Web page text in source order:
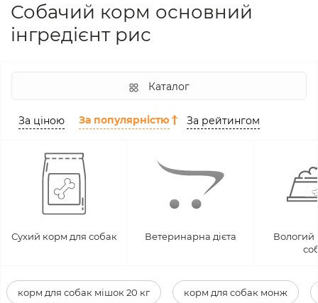
Собачий корм основний
інгредієнт рис
Каталог
За ціною За популярністю За рейтингом
Сухий корм для собак Ветеринарна дієта
Вологий
корм для собак мішок 20 кг корм для собак монж